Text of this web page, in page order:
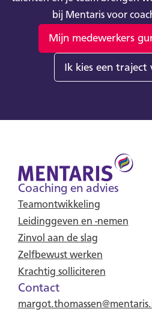
bij Mentaris voor
Mijn medewerkers
Ik kies een
Coaching en advies
Teamontwikkeling
Leidinggeven en -nemen
Zinvol aan de slag
Zelfbewust werken
Krachtig solliciteren
Contact